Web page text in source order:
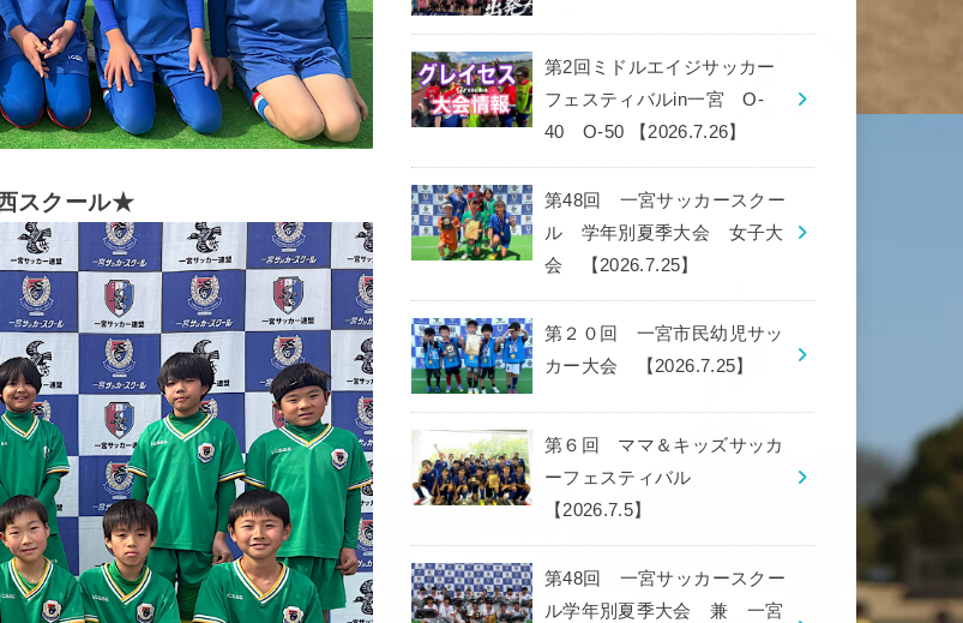
スクール★
第2回ミドルエイジサッカー
フェスティバルin一宮 O-
40 O-50 【2026.7.26】
第48回 一宮サッカースクー
ル 学年別夏季大会 女子大
会 【2026.7.25】
第２０回 一宮市民幼児サッ
カー大会 【2026.7.25】
第６回 ママ＆キッズサッカ
ーフェスティバル
【2026.7.5】
第48回 一宮サッカースクー
ル学年別夏季大会 兼 一宮